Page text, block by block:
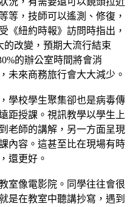
等，技師可以遙測、修復，
《紐約時報》訪問時指出，
的改變，預期大流行結束
的辦公室時間將會消
未來商務旅行會大大減少。
學校學生聚集卻也是病毒傳
距授課。視訊教學以學生上
老師的講解，另一方面呈現
內容。這甚至比在現場有時
還更好。
室像電影院。同學往往會很
是在教室中聽講抄寫，遇到